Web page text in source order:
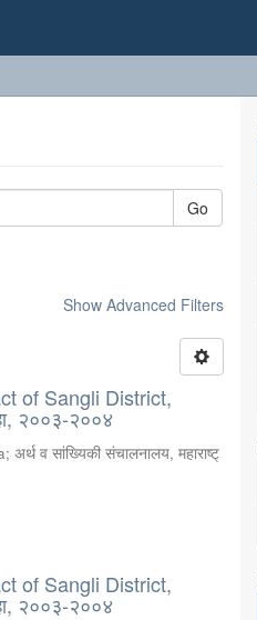
Go
Show Advanced Filters
of Sangli District,
२००३-२००४
;अर्थ व सांख्यिकी संचालनालय, महाराष्ट्
of Sangli District,
२००३-२००४